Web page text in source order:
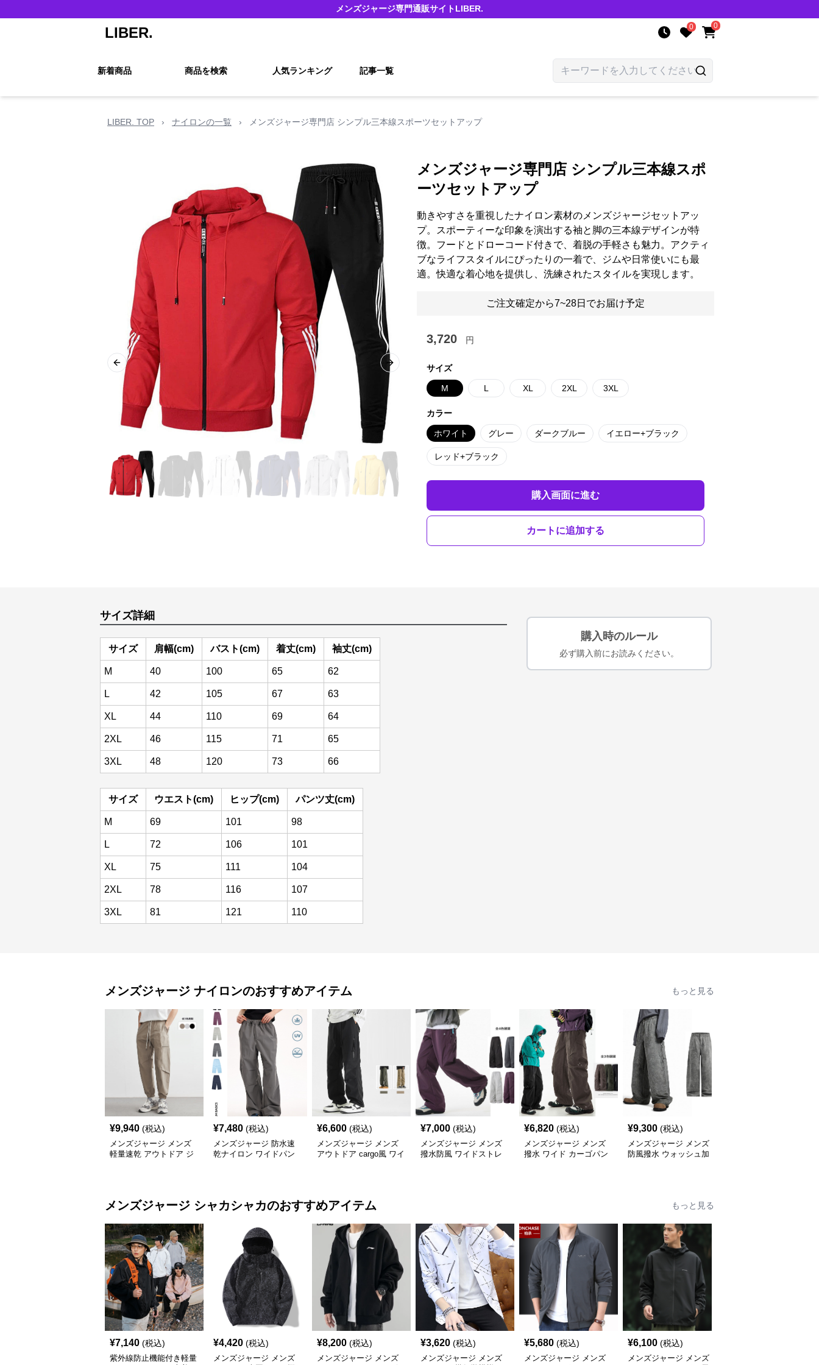
メンズジャージ専門通販サイトLIBER.
LIBER. 0 0
新着商品 商品を検索 人気ランキング 記事一覧
LIBER. TOP › ナイロンの一覧 › メンズジャージ専門店 シンプル三本線スポーツセットアップ
Previous slide Next slide
メンズジャージ専門店 シンプル三本線スポ
ーツセットアップ
動きやすさを重視したナイロン素材のメンズジャージセットアッ
プ。スポーティーな印象を演出する袖と脚の三本線デザインが特
徴。フードとドローコード付きで、着脱の手軽さも魅力。アクティ
ブなライフスタイルにぴったりの一着で、ジムや日常使いにも最
適。快適な着心地を提供し、洗練されたスタイルを実現します。
ご注文確定から7~28日でお届け予定
3,720 円
サイズ
M L XL 2XL 3XL
カラー
ホワイト グレー ダークブルー イエロー+ブラック
レッド+ブラック
購入画面に進む
カートに追加する
サイズ詳細
サイズ 肩幅(cm) バスト(cm) 着丈(cm) 袖丈(cm)
M 40 100 65 62
L 42 105 67 63
XL 44 110 69 64
2XL 46 115 71 65
3XL 48 120 73 66
サイズ ウエスト(cm) ヒップ(cm) パンツ丈(cm)
M 69 101 98
L 72 106 101
XL 75 111 104
2XL 78 116 107
3XL 81 121 110
購入時のルール
必ず購入前にお読みください。
メンズジャージ ナイロンのおすすめアイテム もっと見る
¥9,940 (税込)
メンズジャージ メンズ
軽量速乾 アウトドア ジ
¥7,480 (税込)
メンズジャージ 防水速
乾ナイロン ワイドパン
¥6,600 (税込)
メンズジャージ メンズ
アウトドア cargo風 ワイ
¥7,000 (税込)
メンズジャージ メンズ
撥水防風 ワイドストレ
¥6,820 (税込)
メンズジャージ メンズ
撥水 ワイド カーゴパン
¥9,300 (税込)
メンズジャージ メンズ
防風撥水 ウォッシュ加
メンズジャージ シャカシャカのおすすめアイテム もっと見る
¥7,140 (税込)
紫外線防止機能付き軽量
¥4,420 (税込)
メンズジャージ メンズ
¥8,200 (税込)
メンズジャージ メンズ
¥3,620 (税込)
メンズジャージ メンズ
¥5,680 (税込)
メンズジャージ メンズ
¥6,100 (税込)
メンズジャージ メンズ